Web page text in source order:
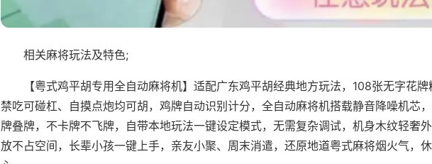
相关麻将玩法及特色;
【粤式鸡平胡专用全自动麻将机】适配广东鸡平胡经典地方玩法，108张无字花牌
禁吃可碰杠、自摸点炮均可胡，鸡牌自动识别计分，全自动麻将机搭载静音降噪机芯
牌叠牌，不卡牌不飞牌，自带本地玩法一键设定模式，无需复杂调试，机身木纹轻奢
放不占空间，长辈小孩一键上手，亲友小聚、周末消遣，还原地道粤式麻将烟火气，